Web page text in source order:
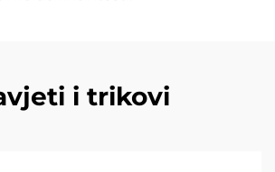
i trikovi